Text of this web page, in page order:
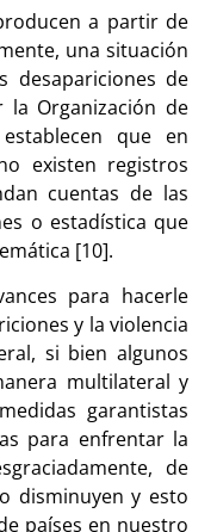
a partir de
una situación
desapariciones de
Organización de
que en
existen registros
cuentas de las
o estadística que
[10].
para hacerle
y la violencia
si bien algunos
multilateral y
garantistas
para enfrentar la
de
disminuyen y esto
países en nuestro